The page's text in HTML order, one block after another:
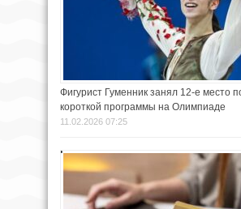
Фигурист Гуменник занял 12-е место
короткой программы на Олимпиаде
11.02.2026 07:25